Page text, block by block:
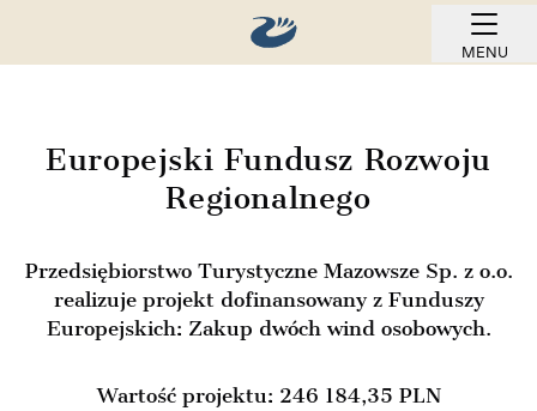
MENU
Europejski Fundusz Rozwoju
Regionalnego
Przedsiębiorstwo Turystyczne Mazowsze Sp. z o.o.
realizuje projekt dofinansowany z Funduszy
Europejskich: Zakup dwóch wind osobowych.
Wartość projektu: 246 184,35 PLN